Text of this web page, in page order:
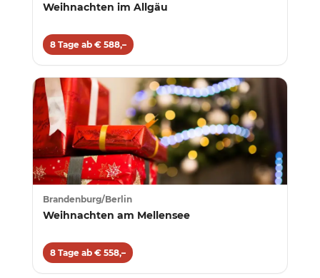
Weihnachten im Allgäu
8 Tage ab € 588,–
Brandenburg/Berlin
Weihnachten am Mellensee
8 Tage ab € 558,–